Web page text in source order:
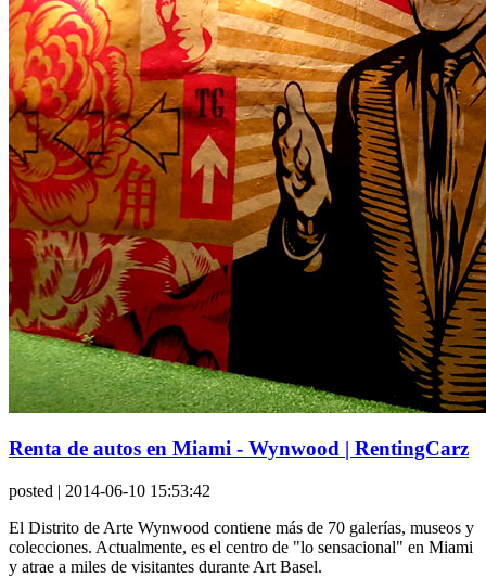
Renta de autos en Miami - Wynwood | RentingCarz
posted | 2014-06-10 15:53:42
El Distrito de Arte Wynwood contiene más de 70 galerías, museos y
colecciones. Actualmente, es el centro de "lo sensacional" en Miami
y atrae a miles de visitantes durante Art Basel.